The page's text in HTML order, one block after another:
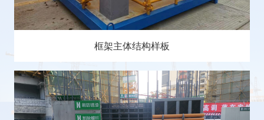
框架主体结构样板